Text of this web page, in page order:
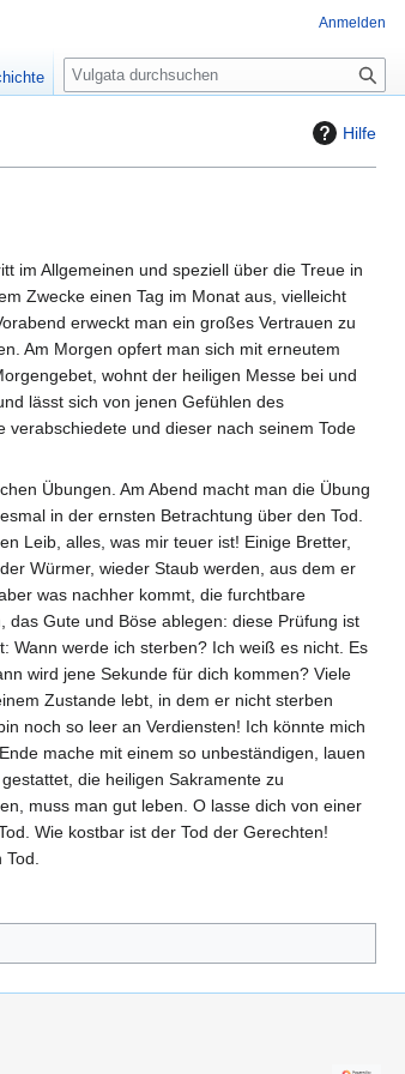
Hilfe
im Allgemeinen und speziell über die Treue in
Zwecke einen Tag im Monat aus, vielleicht
erweckt man ein großes Vertrauen zu
Am Morgen opfert man sich mit erneutem
wohnt der heiligen Messe bei und
lässt sich von jenen Gefühlen des
und dieser nach seinem Tode
Übungen. Am Abend macht man die Übung
in der ernsten Betrachtung über den Tod.
Leib, alles, was mir teuer ist! Einige Bretter,
Würmer, wieder Staub werden, aus dem er
was nachher kommt, die furchtbare
Gute und Böse ablegen: diese Prüfung ist
Wann werde ich sterben? Ich weiß es nicht. Es
wird jene Sekunde für dich kommen? Viele
Zustande lebt, in dem er nicht sterben
noch so leer an Verdiensten! Ich könnte mich
mache mit einem so unbeständigen, lauen
die heiligen Sakramente zu
muss man gut leben. O lasse dich von einer
Wie kostbar ist der Tod der Gerechten!
Tod.
Anmelden
S
u
e